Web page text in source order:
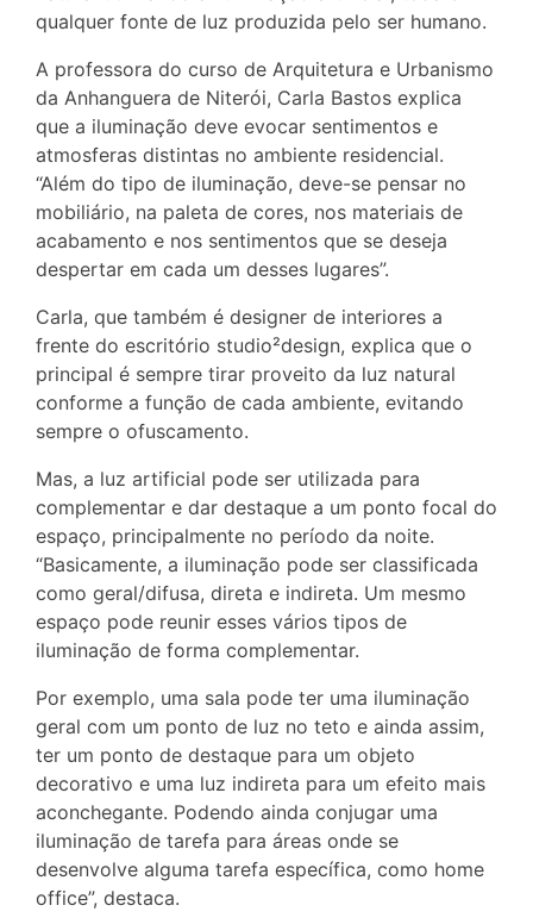
qualquer fonte de luz produzida pelo ser humano.
A professora do curso de Arquitetura e Urbanismo
da Anhanguera de Niterói, Carla Bastos explica
que a iluminação deve evocar sentimentos e
atmosferas distintas no ambiente residencial.
“Além do tipo de iluminação, deve-se pensar no
mobiliário, na paleta de cores, nos materiais de
acabamento e nos sentimentos que se deseja
despertar em cada um desses lugares”.
Carla, que também é designer de interiores a
frente do escritório studio²design, explica que o
principal é sempre tirar proveito da luz natural
conforme a função de cada ambiente, evitando
sempre o ofuscamento.
Mas, a luz artificial pode ser utilizada para
complementar e dar destaque a um ponto focal do
espaço, principalmente no período da noite.
“Basicamente, a iluminação pode ser classificada
como geral/difusa, direta e indireta. Um mesmo
espaço pode reunir esses vários tipos de
iluminação de forma complementar.
Por exemplo, uma sala pode ter uma iluminação
geral com um ponto de luz no teto e ainda assim,
ter um ponto de destaque para um objeto
decorativo e uma luz indireta para um efeito mais
aconchegante. Podendo ainda conjugar uma
iluminação de tarefa para áreas onde se
desenvolve alguma tarefa específica, como home
office”, destaca.